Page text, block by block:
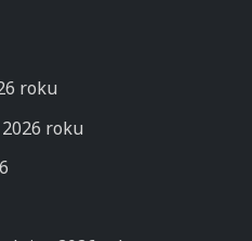
roku
roku